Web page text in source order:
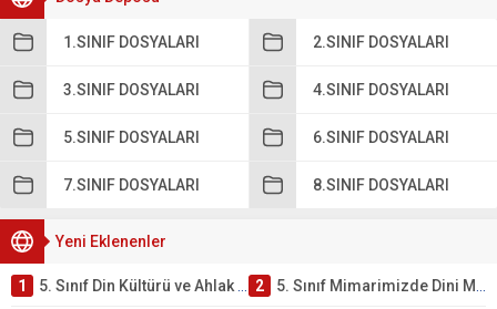
1.SINIF DOSYALARI 2.SINIF DOSYALARI
3.SINIF DOSYALARI 4.SINIF DOSYALARI
5.SINIF DOSYALARI 6.SINIF DOSYALARI
7.SINIF DOSYALARI 8.SINIF DOSYALARI
Yeni Eklenenler
1 5. Sınıf Din Kültürü ve Ahlak Bilgisi 4. Ünite: Mimarimizde Dini Motifler Çalışmaları 2 5. Sınıf Mimarimizde Dini Motifler Ünite Testi – Online Çöz